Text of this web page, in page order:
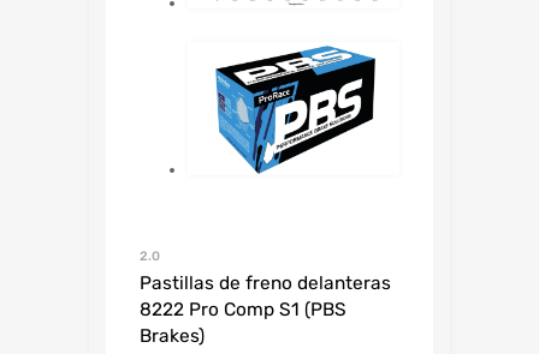
2.0
Pastillas de freno delanteras
8222 Pro Comp S1 (PBS
Brakes)